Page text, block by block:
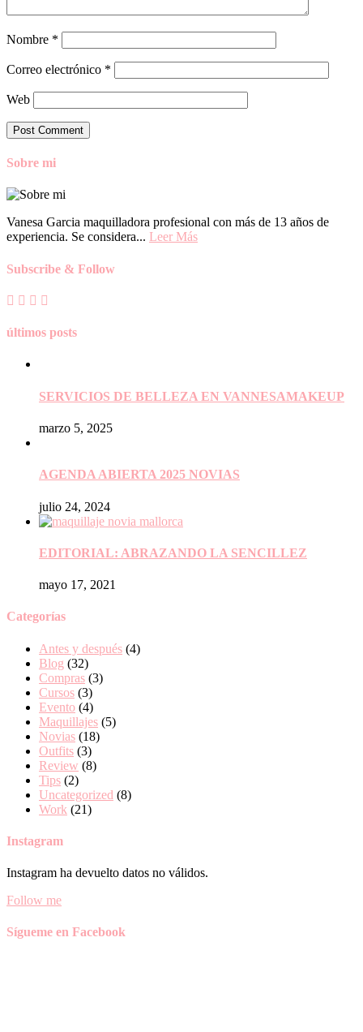
Nombre *
Correo electrónico *
Web
Sobre mi
Vanesa Garcia maquilladora profesional con más de 13 años de
experiencia. Se considera... Leer Más
Subscribe & Follow
últimos posts
SERVICIOS DE BELLEZA EN VANNESAMAKEUP
marzo 5, 2025
AGENDA ABIERTA 2025 NOVIAS
julio 24, 2024
EDITORIAL: ABRAZANDO LA SENCILLEZ
mayo 17, 2021
Categorías
Antes y después (4)
Blog (32)
Compras (3)
Cursos (3)
Evento (4)
Maquillajes (5)
Novias (18)
Outfits (3)
Review (8)
Tips (2)
Uncategorized (8)
Work (21)
Instagram
Instagram ha devuelto datos no válidos.
Follow me
Sígueme en Facebook